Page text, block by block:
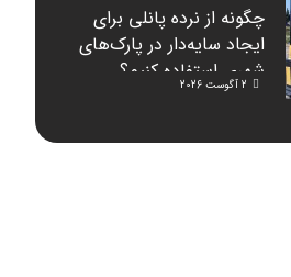
چگونه از نرده پانلی برای
ایجاد سایه‌دار در پارک‌های
شهری استفاده کنیم؟
2 آگوست 2026